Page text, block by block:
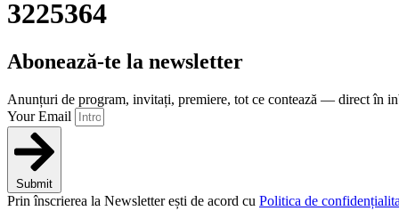
3225364
Abonează-te la newsletter
Anunțuri de program, invitați, premiere, tot ce contează — direct în
Your Email
Submit
Prin înscrierea la Newsletter ești de acord cu Politica de